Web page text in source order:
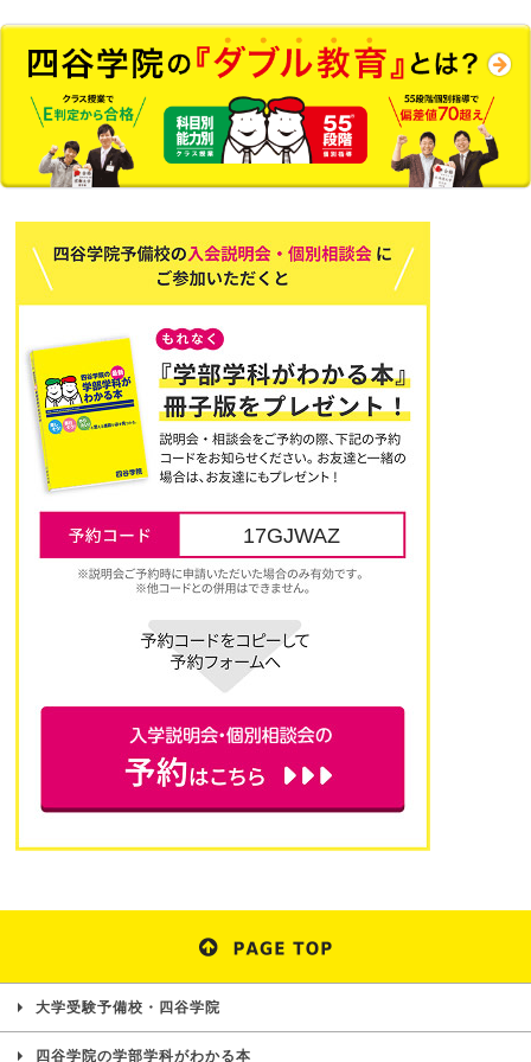
17GJWAZ
大学受験予備校・四谷学院
四谷学院の学部学科がわかる本